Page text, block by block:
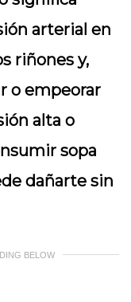
arterial en
riñones y,
o empeorar
alta o
sopa
dañarte sin
BELOW